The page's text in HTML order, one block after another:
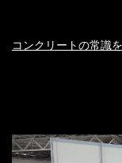
コンクリートの常識